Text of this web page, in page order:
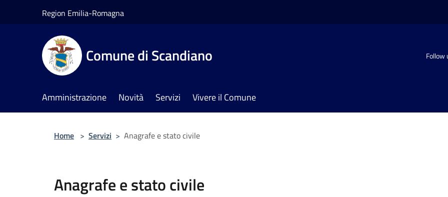
Region Emilia-Romagna
Comune di Scandiano Follow
Amministrazione Novità Servizi Vivere il Comune
Home > Servizi > Anagrafe e stato civile
Anagrafe e stato civile